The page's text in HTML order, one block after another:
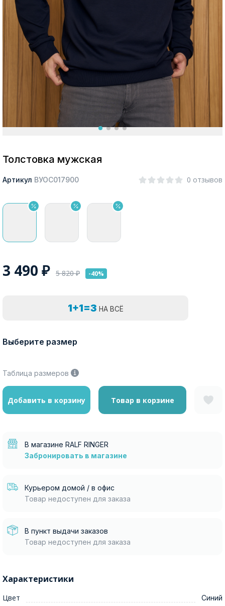
Москва
Да, все верно Изменить город
Толстовка мужская
Артикул ВУОС017900 0 отзывов
3 490 ₽ 5 820₽ -40%
1+1=3 НА ВСЁ
Выберите размер
Таблица размеров
Добавить в корзину Товар в корзине
В магазине RALF RINGER
Забронировать в магазине
Курьером домой / в офис
Товар недоступен для заказа
В пункт выдачи заказов
Товар недоступен для заказа
Характеристики
Цвет Синий